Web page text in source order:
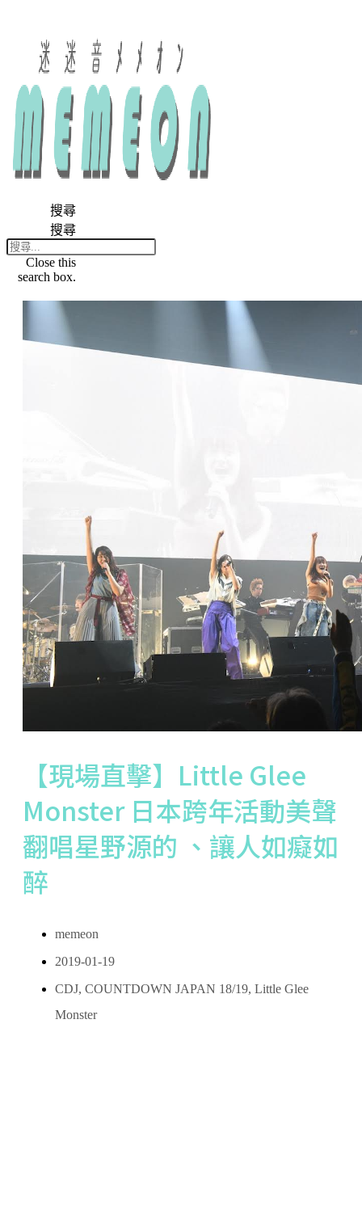
搜尋
搜尋
Close this
search box.
【現場直擊】Little Glee
Monster 日本跨年活動美聲
翻唱星野源的 、讓人如癡如
醉
memeon
2019-01-19
CDJ, COUNTDOWN JAPAN 18/19, Little Glee
Monster